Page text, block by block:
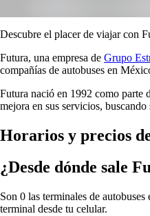
Descubre el placer de viajar con
Futura, una empresa de Grupo
compañías de autobuses en
Futura nació en 1992 como parte
mejora en sus servicios,
Horarios y precios
¿Desde dónde sale
Son 0 las terminales de
terminal desde tu celular.